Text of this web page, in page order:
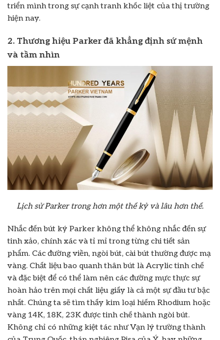
triển mình trong sự cạnh tranh khốc liệt của thị trường
hiện nay.
2. Thương hiệu Parker đã khẳng định sứ mệnh
và tầm nhìn
Lịch sử Parker trong hơn một thế kỷ và lâu hơn thế.
Nhắc đến bút ký Parker không thể không nhắc đến sự
tinh xảo, chính xác và tỉ mỉ trong từng chi tiết sản
phẩm. Các đường viền, ngòi bút, cài bút thường được mạ
vàng. Chất liệu bao quanh thân bút là Acrylic tinh chế
và đặc biệt để có thể làm nên các đường mực thực sự
hoàn hảo trên mọi chất liệu giấy là cả một sự đầu tư bậc
nhất. Chúng ta sẽ tìm thấy kim loại hiếm Rhodium hoặc
vàng 14K, 18K, 23K được tinh chế thành ngòi bút.
Không chỉ có những kiệt tác như Vạn lý trường thành